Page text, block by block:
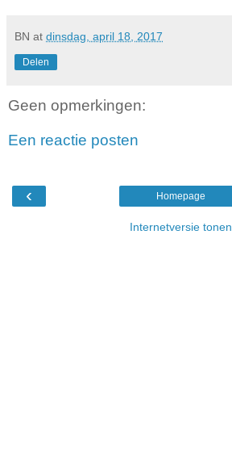
BN at dinsdag, april 18, 2017
Delen
Geen opmerkingen:
Een reactie posten
‹ Homepage
Internetversie tonen